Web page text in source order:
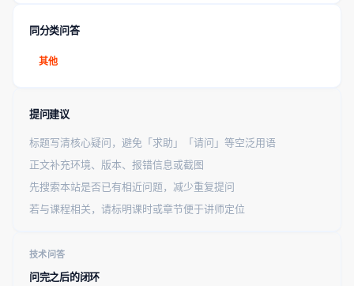
同分类问答
其他
提问建议
标题写清核心疑问，避免「求助」「请问」等空泛用语
正文补充环境、版本、报错信息或截图
先搜索本站是否已有相近问题，减少重复提问
若与课程相关，请标明课时或章节便于讲师定位
技术问答
问完之后的闭环